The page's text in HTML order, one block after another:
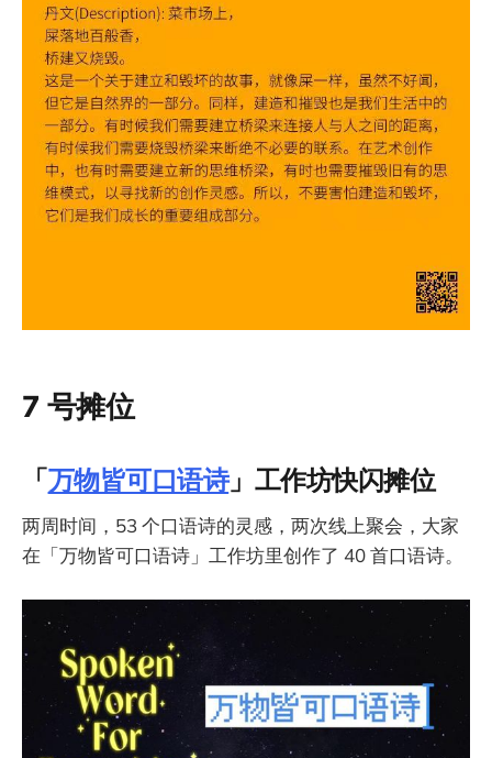
7 号摊位
「万物皆可口语诗」工作坊快闪摊位
两周时间，53 个口语诗的灵感，两次线上聚会，大家
在「万物皆可口语诗」工作坊里创作了 40 首口语诗。